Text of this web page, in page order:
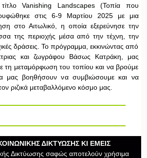
Vanishing Landscapes (Τοπία που
στις 6-9 Μαρτίου 2025 με μια
στο Αιτωλικό, η οποία εξερεύνησε την
της περιοχής μέσα από την τέχνη, την
δράσεις. Το πρόγραμμα, εκκινώντας από
και ζωγράφου Βάσως Κατράκη, μας
τη μεταμόρφωση του τοπίου και να βρούμε
μας βοηθήσουν να συμβιώσουμε και να
ριζικά μεταβαλλόμενο κόσμο μας.
ΔΙΚΤΥΩΣΗΣ ΚΙ ΕΜΕΙΣ
Δικτύωσης σαφώς αποτελούν χρήσιμα